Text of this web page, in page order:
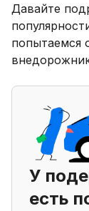
Давайте
попытаемся
У
есть